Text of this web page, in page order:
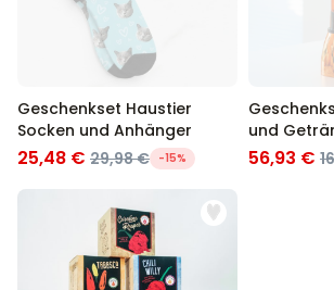
Geschenkset Haustier
Socken und Anhänger
25,48 € 29,98 € -15%
und
56,93 €